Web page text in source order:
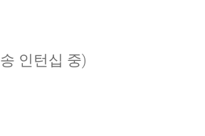
인턴십 중)